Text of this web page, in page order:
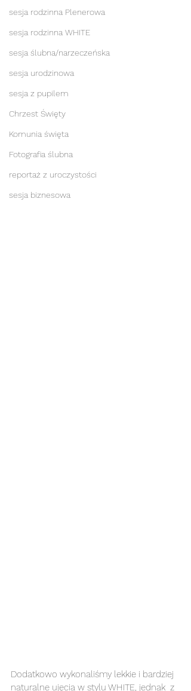
sesja rodzinna Plenerowa
sesja rodzinna WHITE
sesja ślubna/narzeczeńska
sesja urodzinowa
sesja z pupilem
Chrzest Święty
Komunia święta
Fotografia ślubna
reportaż z uroczystości
sesja biznesowa
Dodatkowo wykonaliśmy lekkie i bardziej
naturalne ujęcia w stylu WHITE, jednak  z